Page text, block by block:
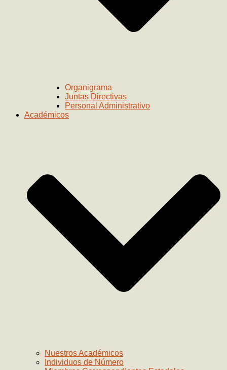
Organigrama
Juntas Directivas
Personal Administrativo
Académicos
Nuestros Académicos
Individuos de Número